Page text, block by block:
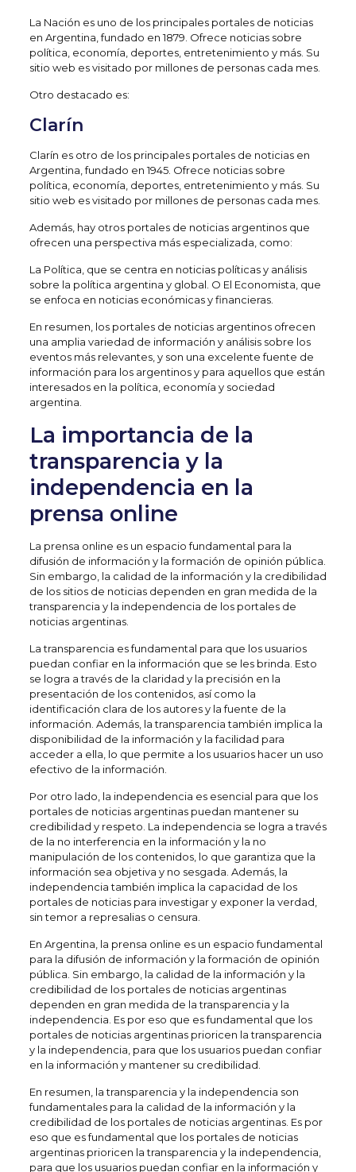
La Nación es uno de los principales portales de noticias
en Argentina, fundado en 1879. Ofrece noticias sobre
política, economía, deportes, entretenimiento y más. Su
sitio web es visitado por millones de personas cada mes.
Otro destacado es:
Clarín
Clarín es otro de los principales portales de noticias en
Argentina, fundado en 1945. Ofrece noticias sobre
política, economía, deportes, entretenimiento y más. Su
sitio web es visitado por millones de personas cada mes.
Además, hay otros portales de noticias argentinos que
ofrecen una perspectiva más especializada, como:
La Política, que se centra en noticias políticas y análisis
sobre la política argentina y global. O El Economista, que
se enfoca en noticias económicas y financieras.
En resumen, los portales de noticias argentinos ofrecen
una amplia variedad de información y análisis sobre los
eventos más relevantes, y son una excelente fuente de
información para los argentinos y para aquellos que están
interesados en la política, economía y sociedad
argentina.
La importancia de la
transparencia y la
independencia en la
prensa online
La prensa online es un espacio fundamental para la
difusión de información y la formación de opinión pública.
Sin embargo, la calidad de la información y la credibilidad
de los sitios de noticias dependen en gran medida de la
transparencia y la independencia de los portales de
noticias argentinas.
La transparencia es fundamental para que los usuarios
puedan confiar en la información que se les brinda. Esto
se logra a través de la claridad y la precisión en la
presentación de los contenidos, así como la
identificación clara de los autores y la fuente de la
información. Además, la transparencia también implica la
disponibilidad de la información y la facilidad para
acceder a ella, lo que permite a los usuarios hacer un uso
efectivo de la información.
Por otro lado, la independencia es esencial para que los
portales de noticias argentinas puedan mantener su
credibilidad y respeto. La independencia se logra a través
de la no interferencia en la información y la no
manipulación de los contenidos, lo que garantiza que la
información sea objetiva y no sesgada. Además, la
independencia también implica la capacidad de los
portales de noticias para investigar y exponer la verdad,
sin temor a represalias o censura.
En Argentina, la prensa online es un espacio fundamental
para la difusión de información y la formación de opinión
pública. Sin embargo, la calidad de la información y la
credibilidad de los portales de noticias argentinas
dependen en gran medida de la transparencia y la
independencia. Es por eso que es fundamental que los
portales de noticias argentinas prioricen la transparencia
y la independencia, para que los usuarios puedan confiar
en la información y mantener su credibilidad.
En resumen, la transparencia y la independencia son
fundamentales para la calidad de la información y la
credibilidad de los portales de noticias argentinas. Es por
eso que es fundamental que los portales de noticias
argentinas prioricen la transparencia y la independencia,
para que los usuarios puedan confiar en la información y